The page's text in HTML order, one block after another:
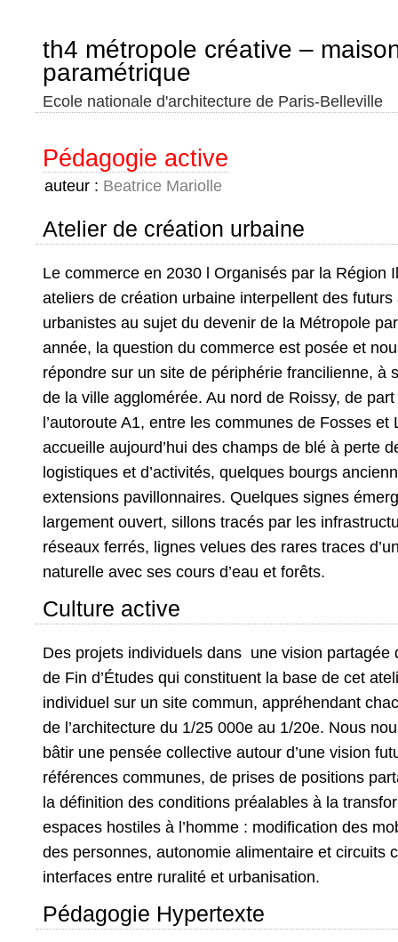
th4 métropole créative –
paramétrique
Ecole nationale d'architecture de Paris-Belleville
Pédagogie active
auteur : Beatrice Mariolle
Atelier de création urbaine
Le commerce en 2030 l Organisés par la Région
ateliers de création urbaine interpellent des futurs
urbanistes au sujet du devenir de la Métropole
année, la question du commerce est posée et
répondre sur un site de périphérie francilienne, à
de la ville agglomérée. Au nord de Roissy, de part
l’autoroute A1, entre les communes de Fosses
accueille aujourd’hui des champs de blé à perte
logistiques et d’activités, quelques bourgs
extensions pavillonnaires. Quelques signes
largement ouvert, sillons tracés par les
réseaux ferrés, lignes velues des rares traces
naturelle avec ses cours d’eau et forêts.
Culture active
Des projets individuels dans une vision
de Fin d’Études qui constituent la base de cet
individuel sur un site commun, appréhendant
de l’architecture du 1/25 000e au 1/20e. Nous
bâtir une pensée collective autour d’une vision
références communes, de prises de positions
la définition des conditions préalables à la
espaces hostiles à l’homme : modification des
des personnes, autonomie alimentaire et circuits
interfaces entre ruralité et urbanisation.
Pédagogie Hypertexte